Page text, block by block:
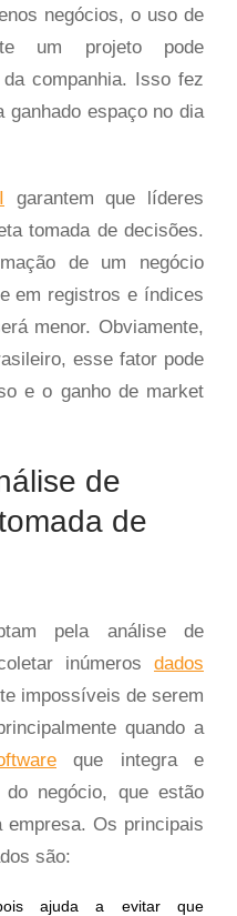
negócios, o uso de
um projeto pode
companhia. Isso fez
ganhado espaço no dia
garantem que líderes
tomada de decisões.
de um negócio
em registros e índices
menor. Obviamente,
esse fator pode
e o ganho de market
de
de
pela análise de
inúmeros dados
impossíveis de serem
quando a
que integra e
negócio, que estão
Os principais
são:
ajuda a evitar que